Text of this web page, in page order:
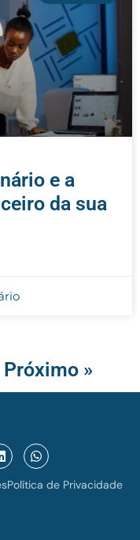
e a
da sua
Próximo »
Política de Privacidade